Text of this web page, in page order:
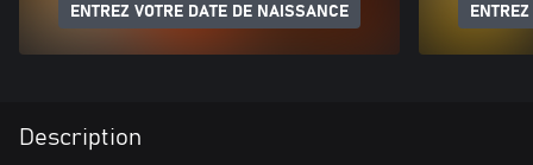
ENTREZ VOTRE DATE DE NAISSANCE
Description